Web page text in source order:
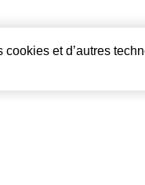
cookies et d’autres